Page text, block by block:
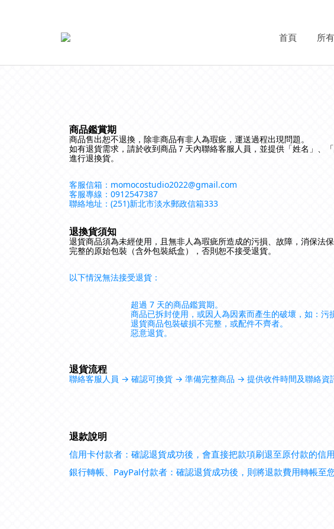
首頁 所
商品鑑賞期
商品售出恕不退換，除非商品有非人為瑕疵，運送過程出現問題。
如有退貨需求，請於收到商品７天內聯絡客服人員，並提供「姓名」、
進行退換貨。
客服信箱：momocostudio2022@gmail.com
客服專線：0912547387
聯絡地址：(251)新北市淡水郵政信箱333
退換貨須知
退貨商品須為未經使用，且無非人為瑕疵所造成的污損、故障，消保法
完整的原始包裝（含外包裝紙盒），否則恕不接受退貨。
以下情況無法接受退貨：
超過 7 天的商品鑑賞期。
商品已拆封使用，或因人為因素而產生的破壞，如：污
退貨商品包裝破損不完整，或配件不齊者。
惡意退貨。
退貨流程
聯絡客服人員 → 確認可換貨 → 準備完整商品 → 提供收件時間及聯絡資
退款說明
信用卡付款者：確認退貨成功後，會直接把款項刷退至原付款的信用
銀行轉帳、PayPal付款者：確認退貨成功後，則將退款費用轉帳至